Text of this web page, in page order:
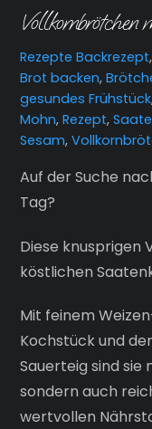
Rezepte Backrezept
Brot backen,
gesundes Frühstück
Mohn,Rezept,
Sesam,
Auf der Suche
Tag?
Diese
köstlichen
Mit feinem
Kochstück und
Sauerteig sind
sondern auch
wertvollen